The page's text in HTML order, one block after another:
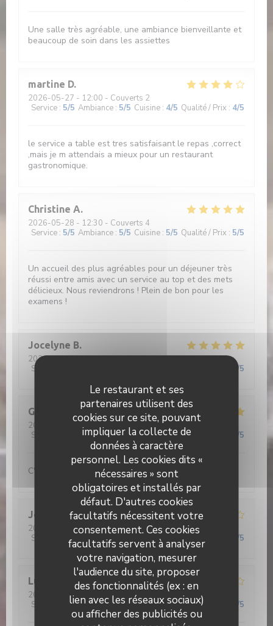
Le restaurant et ses
partenaires utilisent des
cookies sur ce site, pouvant
impliquer la collecte de
données à caractère
personnel. Les cookies dits «
nécessaires » sont
obligatoires et installés par
défaut. D'autres cookies
facultatifs nécessitent votre
consentement. Ces cookies
facultatifs servent à analyser
votre navigation, mesurer
l'audience du site, proposer
des fonctionnalités (ex : en
lien avec les réseaux sociaux)
ou afficher des publicités ou
Une salle très agréable, une ambiance bienveillante et
beaucoup de soin dans les assiettes
martine D
2026-05-27 - 12:00 - Couverts 2
Service : 5/5 Ambiance : 5/5 Cuisine : 4/5 Qualité / Prix : 4/5
le service a table est tres satisfaisant le repas ,correct
,mais je m attendais a mieux pour un restaurant
gastronomique.
Christine A
2026-05-28 - 12:30 - Couverts 4
Service : 5/5 Ambiance : 5/5 Cuisine : 5/5 Qualité / Prix : 5/5
Un accueil des plus agréables pour un déjeuner très
réussi entre amis avec un service au top et des mets
délicieux. Nous reviendrons ! Plein de bon pour les
examens !
Jocelyne B
2026-05-27- 12:30 - Couverts 3
Service
/5
Gérard
2026-05-26
- 12:30 - Couverts 2
Service
Ambiance:5 /5 Cuisine:5/5 Qualité / Prix /5
C'est beau de voir nos jeunes aux fourneaux...
Jean René D
2026-05-26- 12:30 - Couverts 2
Service
/5 Ambiance Cuisine: Qualité / Prix /5
Lucrece
2026-05-28 - 12:30 - Couverts 5
Service
/5 Ambiance:2/5 Cuisine: 2/5 Qualité / Prix /5